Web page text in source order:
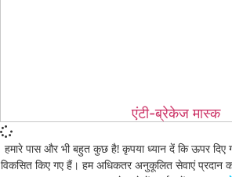
एंटी-ब्रेकेज मास्क
हमारे पास और भी बहुत कुछ है! कृपया ध्यान दें कि ऊपर दिए
विकसित किए गए हैं। हम अधिकतर अनुकूलित सेवाएं प्रदान